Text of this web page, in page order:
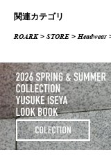
関連カテゴリ
ROARK>STORE >Headwear